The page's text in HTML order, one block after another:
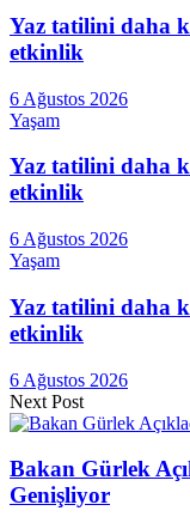
Yaz tatilini daha
etkinlik
6 Ağustos 2026
Yaşam
Yaz tatilini daha
etkinlik
6 Ağustos 2026
Yaşam
Yaz tatilini daha
etkinlik
6 Ağustos 2026
Next Post
Bakan Gürlek
Genişliyor